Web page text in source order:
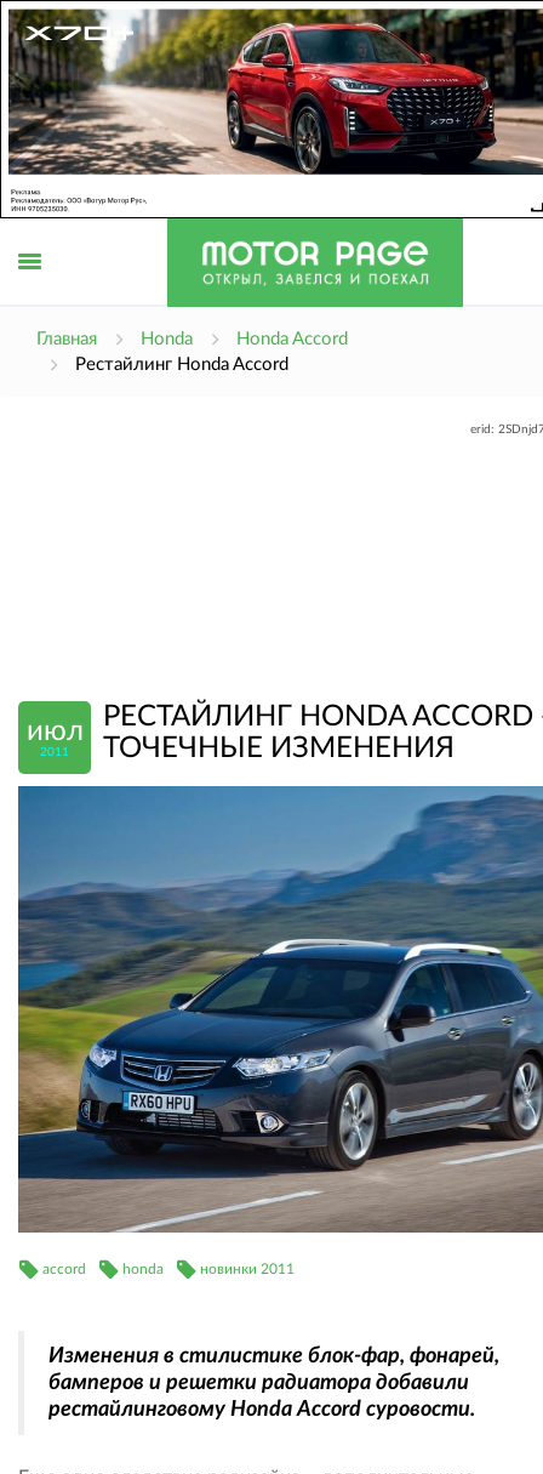
Главная Honda
Honda Accord
Рестайлинг Honda Accord
erid:
июл
2011
РЕСТАЙЛИНГ HONDA ACCORD
ТОЧЕЧНЫЕ ИЗМЕНЕНИЯ
accord honda новинки 2011
Изменения в стилистике блок-фар, фонарей,
бамперов и решетки радиатора добавили
рестайлинговому Honda Accord суровости.